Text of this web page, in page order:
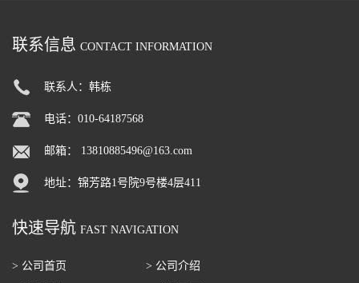
联系信息 CONTACT INFORMATION
联系人：韩栋
电话：010-64187568
邮箱： 13810885496@163.com
地址：锦芳路1号院9号楼4层411
快速导航 FAST NAVIGATION
> 公司首页
> 公司介绍